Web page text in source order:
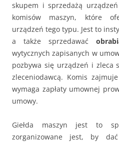
skupem i sprzedażą
komisów maszyn, które
urządzeń tego typu. Jest to
a także sprzedawać
wytycznych zapisanych w
pozbywa się urządzeń i zleca
zleceniodawcą. Komis
wymaga zapłaty umownej
umowy.
Giełda maszyn jest to
zorganizowane jest, by